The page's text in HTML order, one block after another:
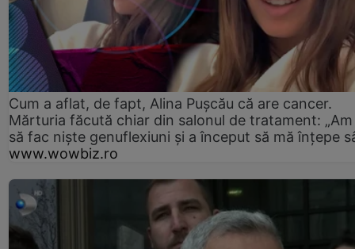
Cum a aflat, de fapt, Alina Pușcău că are cancer.
Mărturia făcută chiar din salonul de tratament:
să fac niște genuflexiuni și a început să mă înțepe
www.wowbiz.ro